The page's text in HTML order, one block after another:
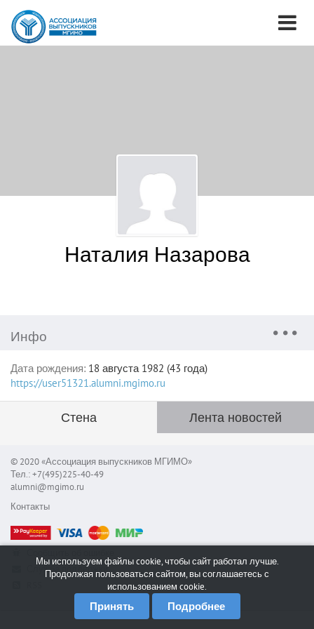
Наталия Назарова
Инфо
Дата рождения: 18 августа 1982 (43 года)
https://user51321.alumni.mgimo.ru
Стена Лента новостей
© 2020 «Ассоциация выпускников МГИМО»
Тел.: +7(495)225-40-49
alumni@mgimo.ru
Контакты
Служба поддержки
Мы используем файлы cookie, чтобы сайт работал лучше.
Продолжая пользоваться сайтом, вы соглашаетесь с
использованием cookie.
Принять Подробнее